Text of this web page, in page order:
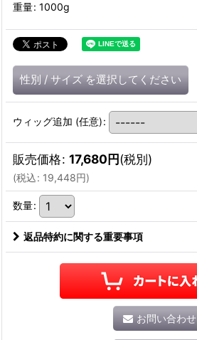
重量: 1000g
性別 / サイズ を選択してください
ウィッグ追加 (任意):
販売価格: 17,680円(税別)
(税込: 19,448円)
数量:
返品特約に関する重要事項
お問い合わせ